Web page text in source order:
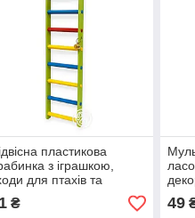
пластикова
з іграшкою,
для птахів та
птахів, 22 см
₴ 49